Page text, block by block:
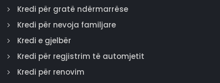
Kredi për gratë ndërmarrëse
Kredi për nevoja familjare
Kredi e gjelbër
Kredi për regjistrim të automjetit
Kredi për renovim